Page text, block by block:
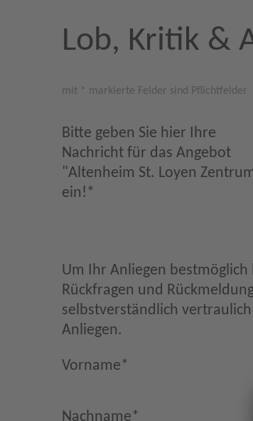
Lob, Kritik &
mit * markierte Felder sind Pflichtfelder
Bitte geben Sie hier Ihre
Nachricht für das Angebot
"Altenheim St. Loyen
ein! *
Um Ihr Anliegen
Rückfragen und Rückmeldung Ihre Kontaktdaten. Diese behandeln wir
selbstverständlich vertraulich und nutzen
Anliegen.
Vorname*
Nachname*